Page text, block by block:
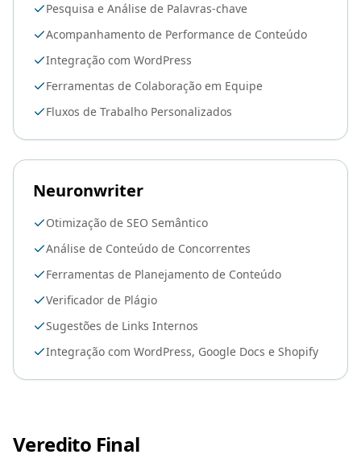
Pesquisa e Análise de Palavras-chave
Acompanhamento de Performance de Conteúdo
Integração com WordPress
Ferramentas de Colaboração em Equipe
Fluxos de Trabalho Personalizados
Neuronwriter
Otimização de SEO Semântico
Análise de Conteúdo de Concorrentes
Ferramentas de Planejamento de Conteúdo
Verificador de Plágio
Sugestões de Links Internos
Integração com WordPress, Google Docs e Shopify
Veredito Final